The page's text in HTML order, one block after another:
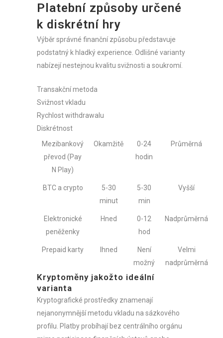
Platební způsoby určené
k diskrétní hry
Výběr správné finanční způsobu představuje
podstatný k hladký experience. Odlišné varianty
nabízejí nestejnou kvalitu svižnosti a soukromí.
Transakční metoda
Svižnost vkladu
Rychlost withdrawalu
Diskrétnost
Mezibankový
převod (Pay
N Play)
Okamžitě
0-24
hodin
Průměrná
BTC a crypto
5-30
minut
5-30
min
Vyšší
Elektronické
peněženky
Hned
0-12
hod
Nadprůměrná
Prepaid karty Ihned
Není
možný
Velmi
nadprůměrná
Kryptoměny jakožto ideální
varianta
Kryptografické prostředky znamenají
nejanonymnější metodu vkladu na sázkového
profilu. Platby probíhají bez centrálního orgánu